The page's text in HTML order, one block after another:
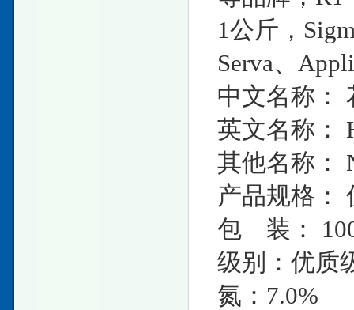
1公斤，
Serva、
中文名称：
英文名称：
其他名称：
产品规格：
包 装：
级别：优质
氮：7.0%